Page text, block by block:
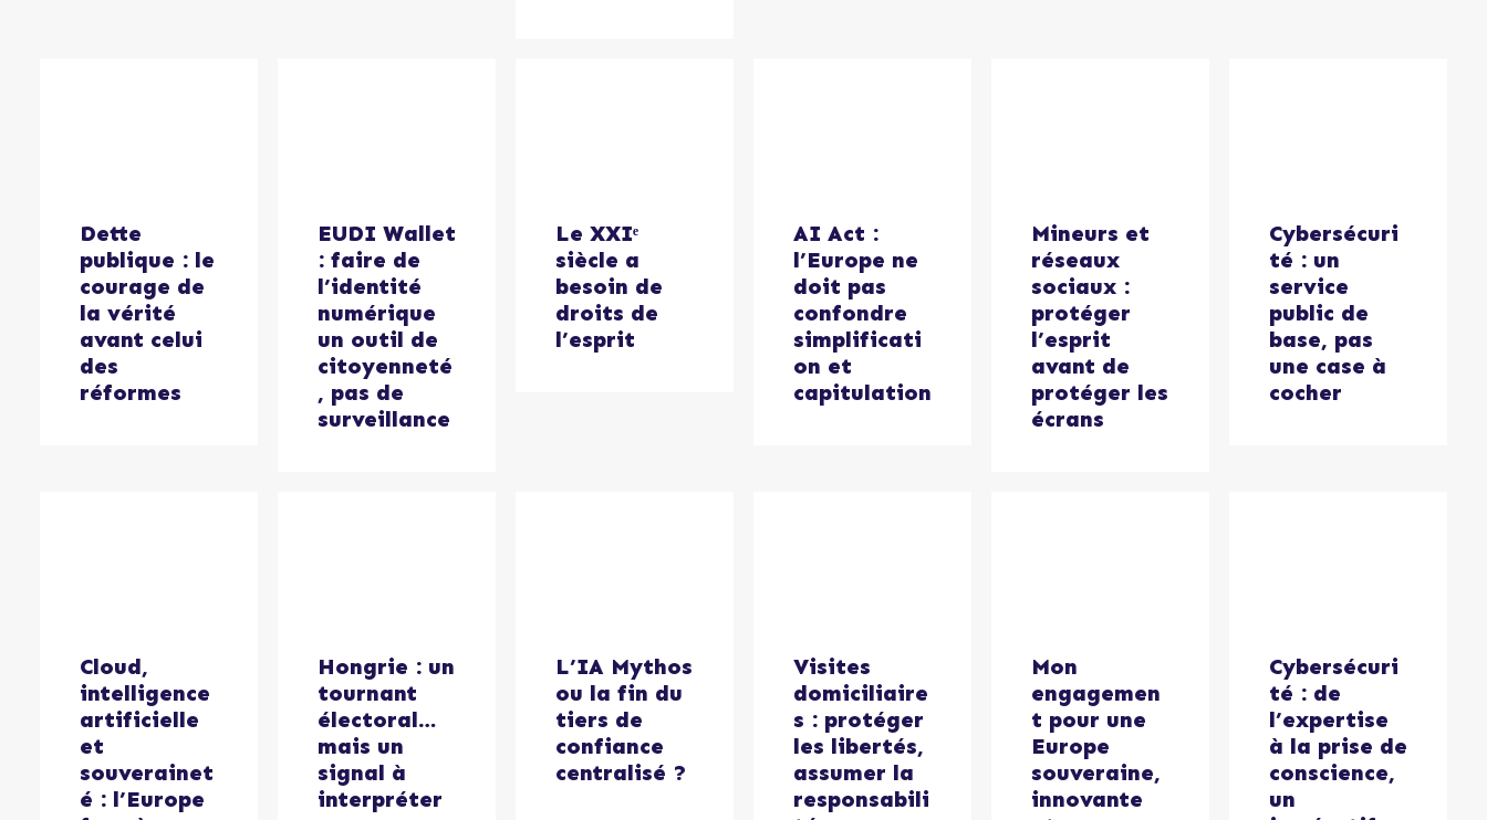
Dette
publique : le
courage de
la vérité
avant celui
des
réformes
EUDI Wallet
: faire de
l’identité
numérique
un outil de
citoyenneté
, pas de
surveillance
Le XXIᵉ
siècle a
besoin de
droits de
l’esprit
AI Act :
l’Europe ne
doit pas
confondre
simplificati
on et
capitulation
Mineurs et
réseaux
sociaux :
protéger
l’esprit
avant de
protéger les
écrans
Cybersécuri
té : un
service
public de
base, pas
une case à
cocher
Cloud,
intelligence
artificielle
et
souverainet
é : l’Europe
Hongrie : un
tournant
électoral…
mais un
signal à
interpréter
L’IA Mythos
ou la fin du
tiers de
confiance
centralisé ?
Visites
domiciliaire
s : protéger
les libertés,
assumer la
responsabili
Mon
engagemen
t pour une
Europe
souveraine,
innovante
Cybersécuri
té : de
l’expertise
à la prise de
conscience,
un